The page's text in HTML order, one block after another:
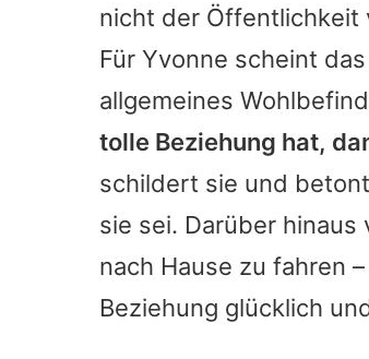
nicht der Öffentlichkeit
Für Yvonne scheint
allgemeines
tolle Beziehung hat,
schildert sie und
sie sei. Darüber
nach Hause zu fahren
Beziehung glücklich